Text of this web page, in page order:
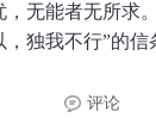
，无能者无所求
独我不行”的信
评论